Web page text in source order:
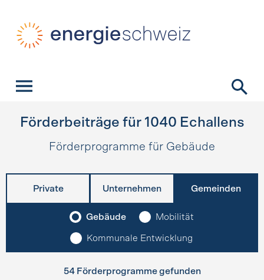
Förderbeiträge für 1040 Echallens
Förderprogramme für Gebäude
Private Unternehmen Gemeinden
Gebäude Mobilität
Kommunale Entwicklung
54 Förderprogramme gefunden